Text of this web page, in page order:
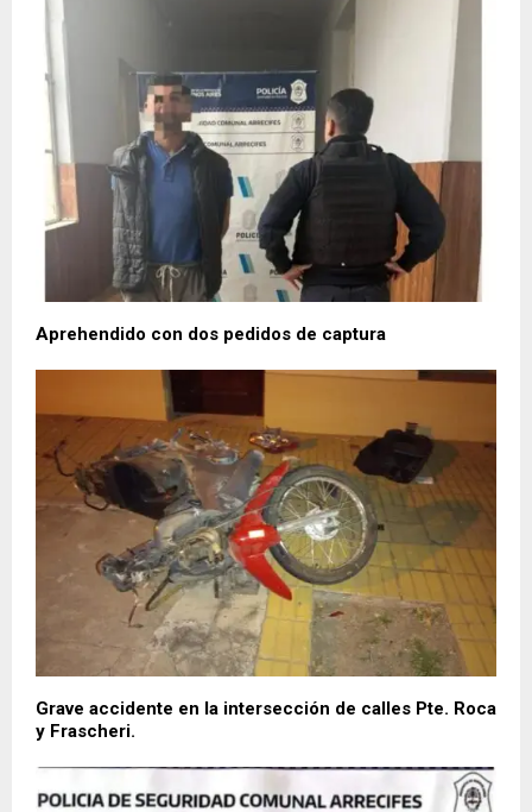
Aprehendido con dos pedidos de captura
Grave accidente en la intersección de calles Pte. Roca
y Frascheri.